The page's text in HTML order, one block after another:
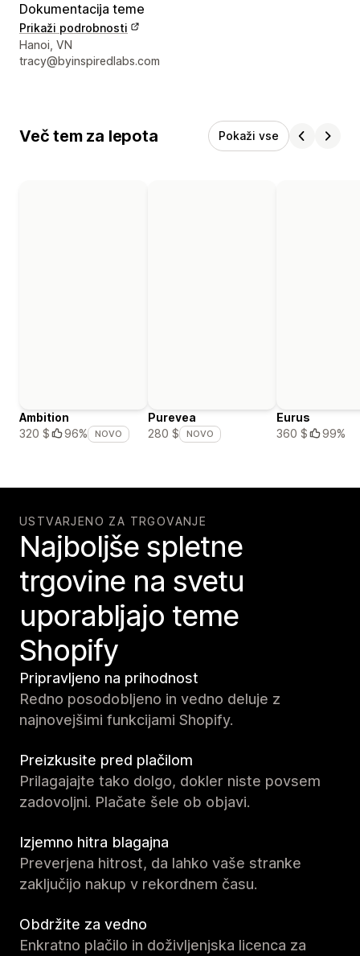
Dokumentacija teme
Prikaži podrobnosti
Podatki za stik z oblikovalcem
Hanoi, VN
tracy@byinspiredlabs.com
Več tem za lepota Pokaži vse
Ambition
320 $
96% NOVO
Purevea
280 $
NOVO
Eurus
360 $
99%
USTVARJENO ZA TRGOVANJE
Najboljše spletne
trgovine na svetu
uporabljajo teme
Shopify
Pripravljeno na prihodnost
Redno posodobljeno in vedno deluje z
najnovejšimi funkcijami Shopify.
Preizkusite pred plačilom
Prilagajajte tako dolgo, dokler niste povsem
zadovoljni. Plačate šele ob objavi.
Izjemno hitra blagajna
Preverjena hitrost, da lahko vaše stranke
zaključijo nakup v rekordnem času.
Obdržite za vedno
Enkratno plačilo in doživljenjska licenca za